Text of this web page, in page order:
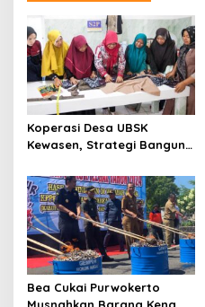
Koperasi Desa UBSK
Kewasen, Strategi Bangun
Karangkandri di Cilacap
Bea Cukai Purwokerto